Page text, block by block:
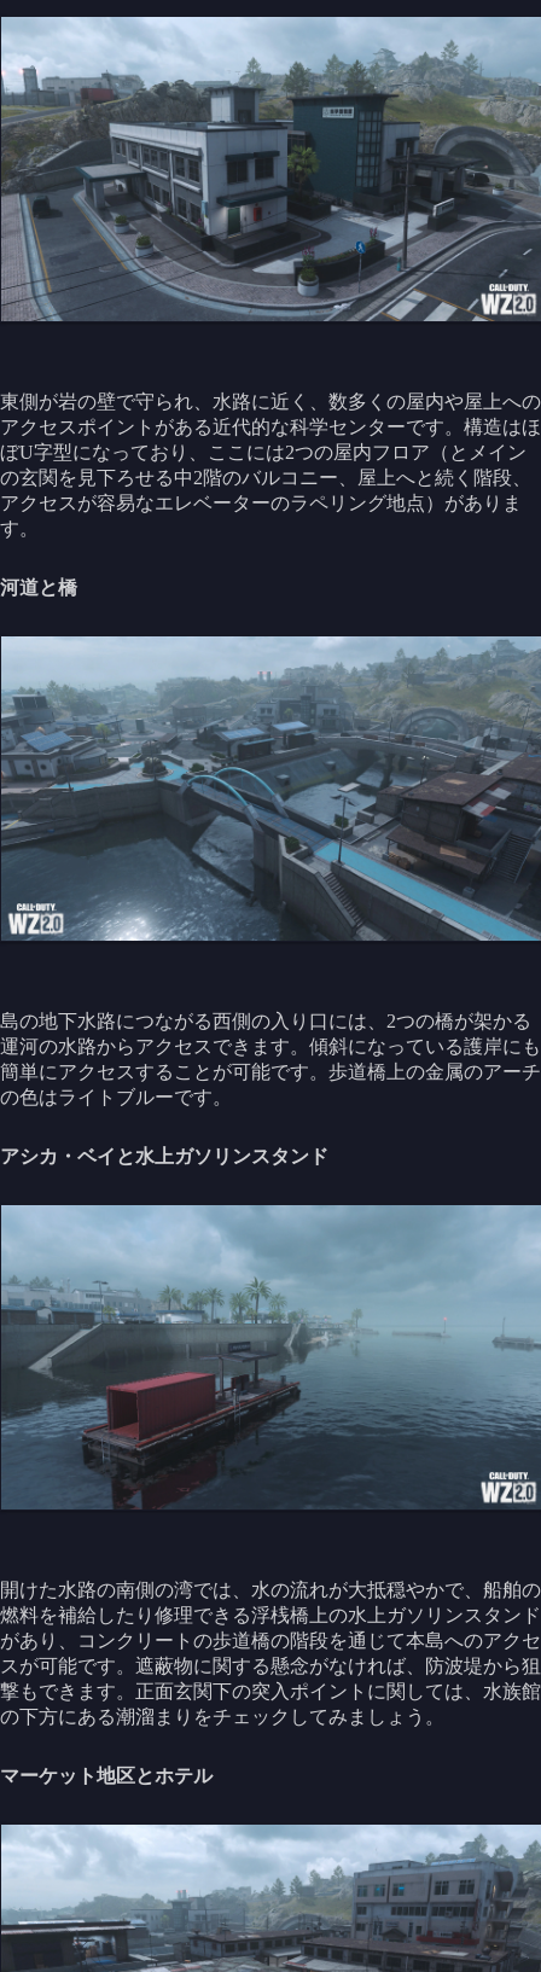
東側が岩の壁で守られ、水路に近く、数多くの屋内や屋上への
アクセスポイントがある近代的な科学センターです。構造はほ
ぼU字型になっており、ここには2つの屋内フロア（とメイン
の玄関を見下ろせる中2階のバルコニー、屋上へと続く階段、
アクセスが容易なエレベーターのラペリング地点）がありま
す。
河道と橋
島の地下水路につながる西側の入り口には、2つの橋が架かる
運河の水路からアクセスできます。傾斜になっている護岸にも
簡単にアクセスすることが可能です。歩道橋上の金属のアーチ
の色はライトブルーです。
アシカ・ベイと水上ガソリンスタンド
開けた水路の南側の湾では、水の流れが大抵穏やかで、船舶の
燃料を補給したり修理できる浮桟橋上の水上ガソリンスタンド
があり、コンクリートの歩道橋の階段を通じて本島へのアクセ
スが可能です。遮蔽物に関する懸念がなければ、防波堤から狙
撃もできます。正面玄関下の突入ポイントに関しては、水族館
の下方にある潮溜まりをチェックしてみましょう。
マーケット地区とホテル